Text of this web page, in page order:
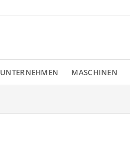
UNTERNEHMEN MASCHINEN